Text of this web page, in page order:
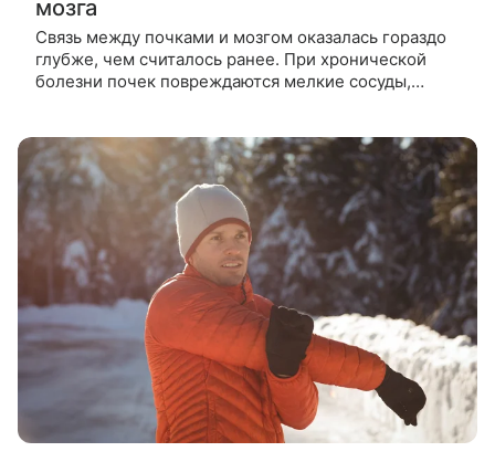
мозга
Связь между почками и мозгом оказалась гораздо
глубже, чем считалось ранее. При хронической
болезни почек повреждаются мелкие сосуды,